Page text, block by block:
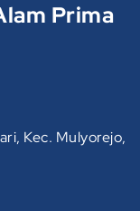
Prima
Kec. Mulyorejo,